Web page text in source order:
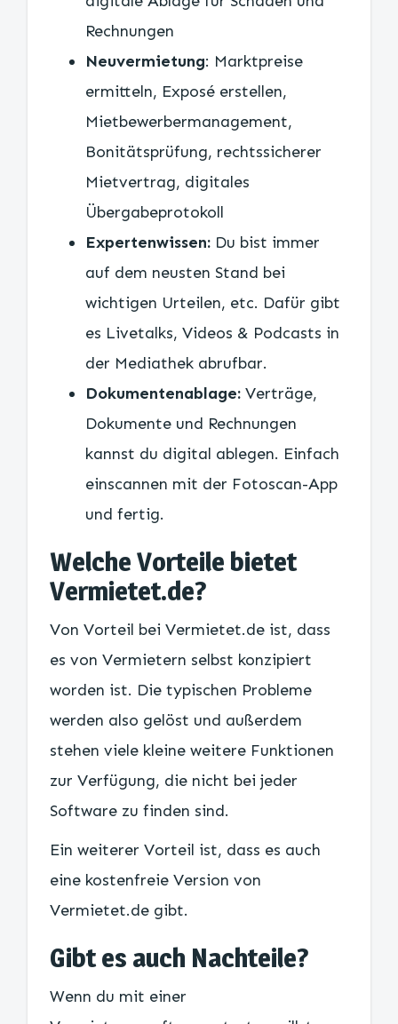
Rechnungen
Neuvermietung: Marktpreise
ermitteln, Exposé erstellen,
Mietbewerbermanagement,
Bonitätsprüfung, rechtssicherer
Mietvertrag, digitales
Übergabeprotokoll
Expertenwissen: Du bist immer
auf dem neusten Stand bei
wichtigen Urteilen, etc. Dafür gibt
es Livetalks, Videos & Podcasts in
der Mediathek abrufbar.
Dokumentenablage: Verträge,
Dokumente und Rechnungen
kannst du digital ablegen. Einfach
einscannen mit der Fotoscan-App
und fertig.
Welche Vorteile bietet
Vermietet.de?
Von Vorteil bei Vermietet.de ist, dass
es von Vermietern selbst konzipiert
worden ist. Die typischen Probleme
werden also gelöst und außerdem
stehen viele kleine weitere Funktionen
zur Verfügung, die nicht bei jeder
Software zu finden sind.
Ein weiterer Vorteil ist, dass es auch
eine kostenfreie Version von
Vermietet.de gibt.
Gibt es auch Nachteile?
Wenn du mit einer